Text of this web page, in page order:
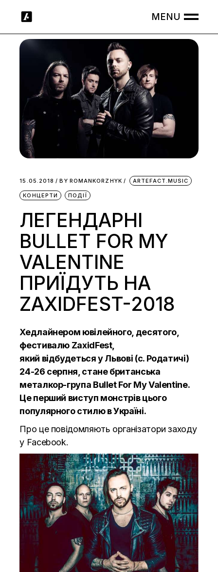
15.05.2018 BY ROMANKORZHYK ARTEFACT.MUSIC
КОНЦЕРТИ ПОДІЇ
ЛЕГЕНДАРНІ
BULLET FOR MY
VALENTINE
ПРИЇДУТЬ НА
ZAХIDFEST-2018
Хедлайнером ювілейного, десятого,
фестивалю ZaхidFest,
який відбудеться у Львові (с. Родатичі)
24-26 серпня, стане британська
металкор-група Bullet For My Valentine.
Це перший виступ монстрів цього
популярного стилю в Україні.
Про це повідомляють організатори заходу
у Facebook.